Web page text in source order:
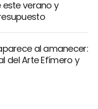
verano y
al amanecer:
del Arte Efímero y